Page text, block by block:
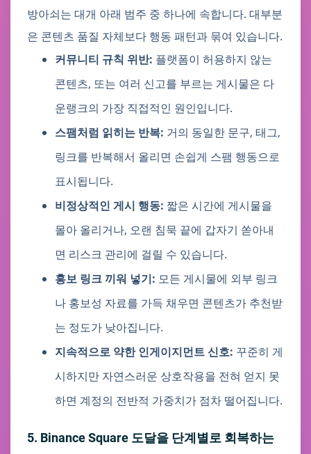
방아쇠는 대개 아래 범주 중 하나에 속합니다. 대부분
은 콘텐츠 품질 자체보다 행동 패턴과 묶여 있습니다.
커뮤니티 규칙 위반: 플랫폼이 허용하지 않는
콘텐츠, 또는 여러 신고를 부르는 게시물은 다
운랭크의 가장 직접적인 원인입니다.
스팸처럼 읽히는 반복: 거의 동일한 문구, 태그,
링크를 반복해서 올리면 손쉽게 스팸 행동으로
표시됩니다.
비정상적인 게시 행동: 짧은 시간에 게시물을
몰아 올리거나, 오랜 침묵 끝에 갑자기 쏟아내
면 리스크 관리에 걸릴 수 있습니다.
홍보 링크 끼워 넣기: 모든 게시물에 외부 링크
나 홍보성 자료를 가득 채우면 콘텐츠가 추천받
는 정도가 낮아집니다.
지속적으로 약한 인게이지먼트 신호: 꾸준히 게
시하지만 자연스러운 상호작용을 전혀 얻지 못
하면 계정의 전반적 가중치가 점차 떨어집니다.
5. Binance Square 도달을 단계별로 회복하는